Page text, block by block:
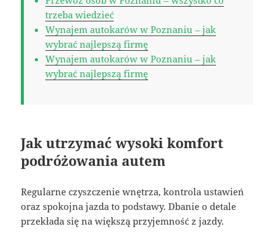
trzeba wiedzieć
Wynajem autokarów w Poznaniu – jak
wybrać najlepszą firmę
Wynajem autokarów w Poznaniu – jak
wybrać najlepszą firmę
Jak utrzymać wysoki komfort
podróżowania autem
Regularne czyszczenie wnętrza, kontrola ustawień
oraz spokojna jazda to podstawy. Dbanie o detale
przekłada się na większą przyjemność z jazdy.